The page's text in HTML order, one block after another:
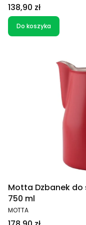
Cena
138,90 zł
Do koszyka
Motta Dzbanek
750 ml
PRODUCENT
MOTTA